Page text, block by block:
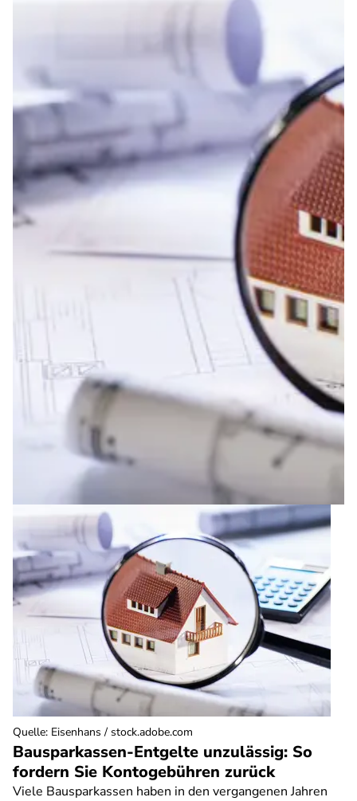
Bausparkassen-Entgelte unzulässig: So
fordern Sie Kontogebühren zurück
Viele Bausparkassen haben in den vergangenen Jahren
Quelle: Eisenhans / stock.adobe.com